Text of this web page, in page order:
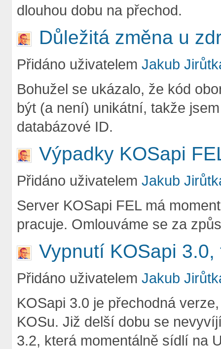
dlouhou dobu na přechod.
Důležitá změna u
Přidáno uživatelem Jakub
Bohužel se ukázalo, že kód
být (a není) unikátní, takže
databázové ID.
Výpadky KOSapi
Přidáno uživatelem Jakub
Server KOSapi FEL má
pracuje. Omlouváme se za
Vypnutí KOSapi
Přidáno uživatelem Jakub
KOSapi 3.0 je přechodná
KOSu. Již delší dobu se
3.2, která momentálně sídlí na